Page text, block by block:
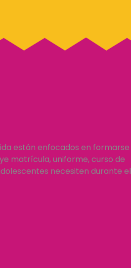
están enfocados en formarse
matrícula, uniforme, curso de
necesiten durante el